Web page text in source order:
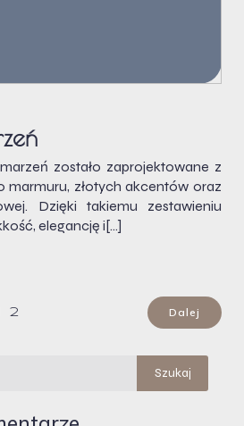
zostało zaprojektowane z
marmuru, złotych akcentów oraz
Dzięki takiemu zestawieniu
elegancję i[…]
2 Dalej
Szukaj